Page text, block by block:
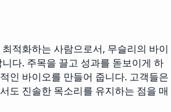
적화하는 사람으로서, 무슬리의 바이
다. 주목을 끌고 성과를 돋보이게 하
인 바이오를 만들어 줍니다. 고객들은
도 진솔한 목소리를 유지하는 점을 매